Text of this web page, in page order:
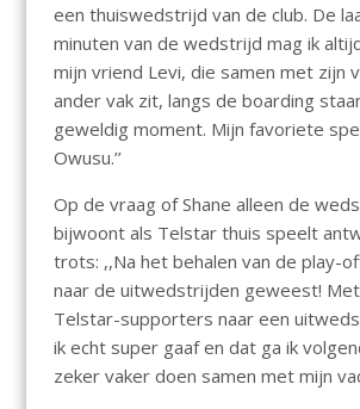
een thuiswedstrijd van de club. De
minuten van de wedstrijd mag ik
mijn vriend Levi, die samen met zijn
ander vak zit, langs de boarding
geweldig moment. Mijn favoriete
Owusu.’’
Op de vraag of Shane alleen de
bijwoont als Telstar thuis speelt
trots: ,,Na het behalen van de play-
naar de uitwedstrijden geweest!
Telstar-supporters naar een
ik echt super gaaf en dat ga ik
zeker vaker doen samen met mijn